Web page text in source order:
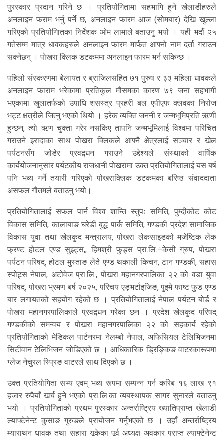
पुरस्कार प्रदान गरिने छ । प्रतियोगितामा सहभागि हुने खेलाडीहरुले
अनलाइन फराम भर्नु पर्ने छ, अनलाइन फारम आज (सोमबार) देखि खुल्ला
गरिएको प्रतियोगिातका निर्देशक ओम लामाले बताउनु भयो । यही भदौं २५
गतेसम्म मात्र धावकहरुले अनलाइन फारम मार्फत आफ्नो नाम दर्ता गराउन
सक्नेछन् । पोखरा क्लिक डटकममा अनलाइन फारम भर्न सकिन्छ ।
पहिलो संस्करणमा बेलायत र ब्राजिलसहित ७१ पुरुष र ३३ महिला धावकले
अनलाइन फाराम भरेकामा प्रतिकुल मौसमका कारण ७९ जना सहभागी
भएकामा खुलातर्फको उपाधि शसस्त्र प्रहरी बल एपीएफ क्लवका निरोज
भट्ट क्षत्रीले जित्नु भएको थियो । हरेक व्यक्ति जननी र जन्मभूमिप्रति ऋणी
हुन्छन्, त्यो ऋण चुक्ता गरेर नसकिए तापनि जन्मभूमिलाई विश्वमा परिचित
गराउने इरादाका साथ पोखरा क्लिकले आफ्नै क्षेत्रलाई सञ्चार र खेल
पर्यटनसँग जोडेर प्रवद्र्धन गराउने उद्देश्यले संस्थाको वार्षिक
कार्ययोजनानुसार पर्यटकीय राजधानी पोखरामा उक्त प्रतियोगितालाई यस बर्ष
पनि भव्य गर्ने तयारी गरिएको पोखराक्लिक डटकमका बरिष्ठ संवाददाता
असफल गौतमले बताउनु भयो।
प्रतियोगितालाई सफल पार्न विश्व शान्ति स्तुपः समिति, पुम्दीकोट कोट
विकास समिति, कालाबाङ घरेडी बुद्ध पार्क समिति, गण्डकी प्रदेश सामाजिक
विकास युवा तथा खेलकुद मन्त्रालय, पोखरा लेकसाइडको मजेष्टिक लेक
फ्रण्ट होटल एण्ड सुइट्स,, हिमश्री फुड्स प्रा.लि.÷केसी ग्रुप, पोखरा
पर्यटन परिषद्, होटल मुस्ताङ लेते एण्ड थकाली किचन, टान गण्डकी, सहास
स्पोट्र्स नेपाल, अटोवेज प्रा.लि., पोखरा महानगरपालिका २२ को वडा युवा
परिषद्, पोखरा भ्रमण बर्ष २०२५, परिचय एड्भर्टाइजिङ, पुइमे फाष्ट फुड एण्ड
बार लगायतको सहयोग रहेको छ । प्रतियोगितालाई नेपाल पर्यटन बोर्ड र
पोखरा महानगरपालिकाले प्रवद्र्धन गरेका छन । प्रदेश खेलकुद परिषद्
गण्डकीको समन्वय र पोखरा महानगरपालिका २२ को सहकार्य रहेको
प्रतियोगिताको मेडिकल पार्टनरमा नेलम्बो नेपाल, अफिसियल टेलिभिजनमा
सिटीवान टेलिभिजन जोडिएको छ । आधिकारिक ड्रिङ्किङ वाटरकारूपमा
ग्लेज नेचुरल स्प्रिङ वाटरले साथ दिएको छ ।
उक्त प्रतियोगिता सभ्य एवम् भव्य रूपमा सम्पन्न गर्न करिब १६ लाख ९१
हजार रुपैयाँ खर्च हुने भएको प्रा.लि.का व्यबस्थापक सागर सुनारले बताउनु
भयो । प्रतियोगिताको प्रथम पुरस्कार अन्तर्राष्ट्रिय ख्यातिप्राप्त खेलाडी
ल्याफ्टेनेन्ट कुसाङ गुरुङले प्रायोजन गर्नुभएको छ । उहाँ अन्तर्राष्ट्रिय
म्याराथन धावक तथा सहारा यूकेका पूर्व अध्यक्ष अवकार प्राप्त ल्याफ्टेनेन्ट